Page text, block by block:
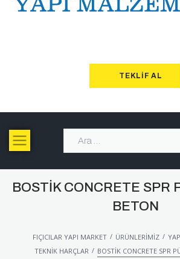
TEKLIF AL
BOSTIK CONCRETE SPR
BETON
FIÇICILAR YAPI MARKET / ÜRÜNLERIMIZ /
TEKNIK HARÇLAR / BOSTIK CONCRETE SPR